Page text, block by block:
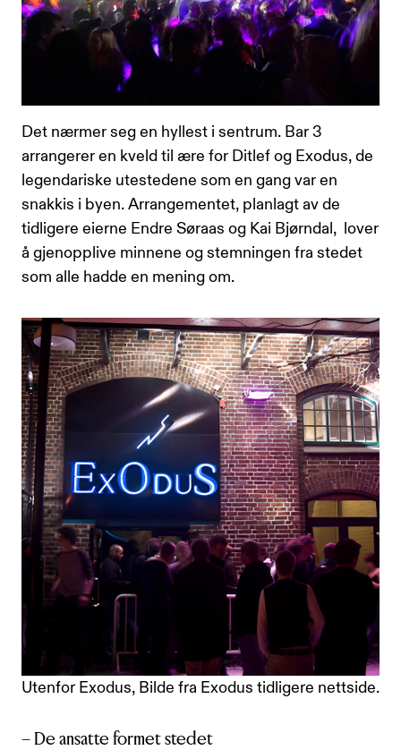
Det nærmer seg en hyllest i sentrum. Bar 3
arrangerer en kveld til ære for Ditlef og Exodus, de
legendariske utestedene som en gang var en
snakkis i byen. Arrangementet, planlagt av de
tidligere eierne Endre Søraas og Kai Bjørndal, lover
å gjenopplive minnene og stemningen fra stedet
som alle hadde en mening om.
Utenfor Exodus, Bilde fra Exodus tidligere nettside.
– De ansatte formet stedet